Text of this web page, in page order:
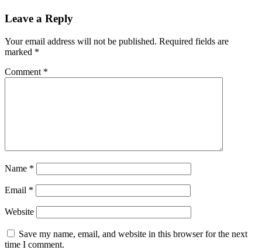
Leave a Reply
Your email address will not be published. Required fields are
marked *
Comment *
Name *
Email *
Website
Save my name, email, and website in this browser for the next
time I comment.